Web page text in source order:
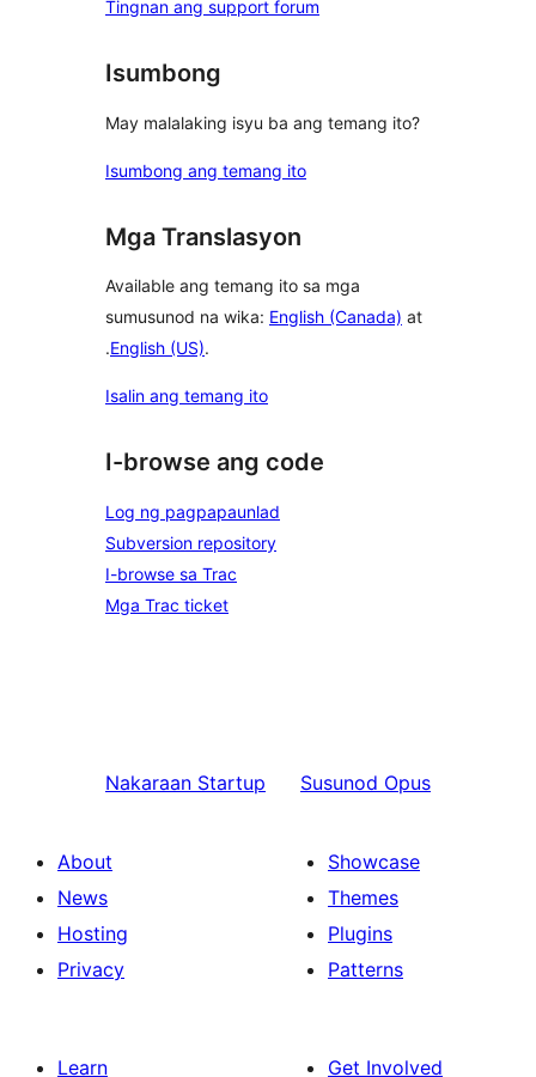
Tingnan ang support forum
Isumbong
May malalaking isyu ba ang temang ito?
Isumbong ang temang ito
Mga Translasyon
Available ang temang ito sa mga
sumusunod na wika: English (Canada) at
.English (US).
Isalin ang temang ito
I-browse ang code
Log ng pagpapaunlad
Subversion repository
I-browse sa Trac
Mga Trac ticket
Nakaraan Startup Susunod Opus
About
News
Hosting
Privacy
Showcase
Themes
Plugins
Patterns
Learn
Get Involved